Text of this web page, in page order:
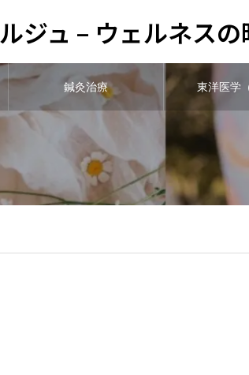
ジュ – ウェルネス
鍼灸治療 東洋医学